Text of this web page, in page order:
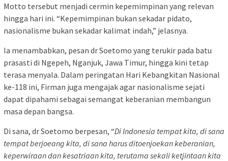
Motto tersebut menjadi cermin kepemimpinan yang relevan
hingga hari ini. “Kepemimpinan bukan sekadar pidato,
nasionalisme bukan sekadar kalimat indah,” jelasnya.
Ia menambabkan, pesan dr Soetomo yang terukir pada batu
prasasti di Ngepeh, Nganjuk, Jawa Timur, hingga kini tetap
terasa menyala. Dalam peringatan Hari Kebangkitan Nasional
ke-118 ini, Firman juga mengajak agar nasionalisme sejati
dapat dipahami sebagai semangat keberanian membangun
masa depan bangsa.
Di sana, dr Soetomo berpesan, “Di Indonesia tempat kita, di sana
tempat berjoeang kita, di sana harus ditoenjoekan keberanian,
keperwiraan dan kesatriaan kita, terutama sekali ketjintaan kita